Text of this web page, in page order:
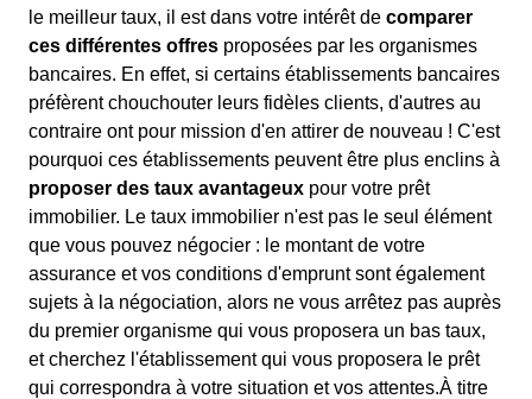
le meilleur taux, il est dans votre intérêt de comparer
ces différentes offres proposées par les organismes
bancaires. En effet, si certains établissements bancaires
préfèrent chouchouter leurs fidèles clients, d'autres au
contraire ont pour mission d'en attirer de nouveau ! C'est
pourquoi ces établissements peuvent être plus enclins à
proposer des taux avantageux pour votre prêt
immobilier. Le taux immobilier n'est pas le seul élément
que vous pouvez négocier : le montant de votre
assurance et vos conditions d'emprunt sont également
sujets à la négociation, alors ne vous arrêtez pas auprès
du premier organisme qui vous proposera un bas taux,
et cherchez l'établissement qui vous proposera le prêt
qui correspondra à votre situation et vos attentes.À titre